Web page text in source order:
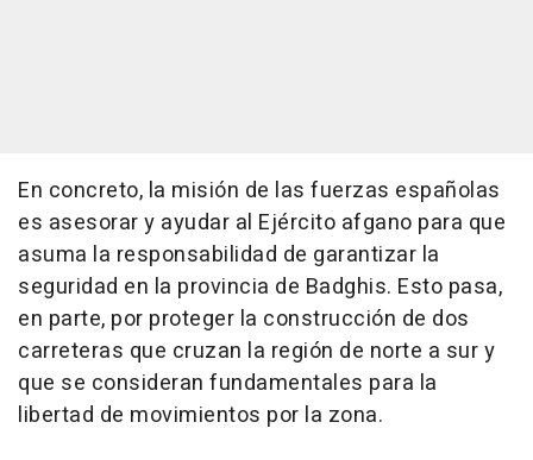
En concreto, la misión de las fuerzas españolas
es asesorar y ayudar al Ejército afgano para que
asuma la responsabilidad de garantizar la
seguridad en la provincia de Badghis. Esto pasa,
en parte, por proteger la construcción de dos
carreteras que cruzan la región de norte a sur y
que se consideran fundamentales para la
libertad de movimientos por la zona.